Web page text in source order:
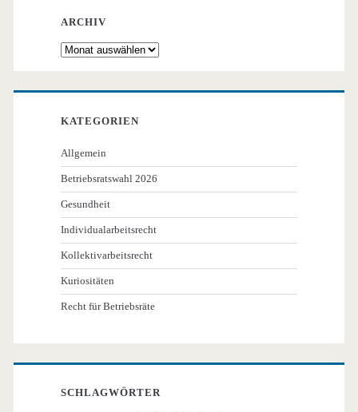
ARCHIV
Archiv
KATEGORIEN
Allgemein
Betriebsratswahl 2026
Gesundheit
Individualarbeitsrecht
Kollektivarbeitsrecht
Kuriositäten
Recht für Betriebsräte
SCHLAGWÖRTER